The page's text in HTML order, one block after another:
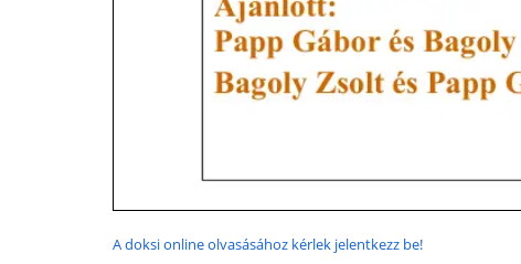
A doksi online olvasásához kérlek jelentkezz be!